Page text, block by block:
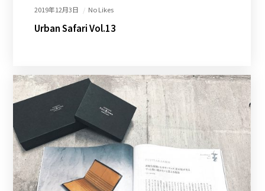
2019年12月3日 No Likes
Urban Safari Vol.13